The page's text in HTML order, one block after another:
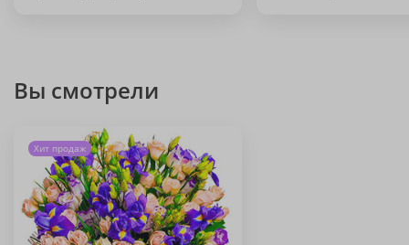
Вы смотрели
Хит продаж